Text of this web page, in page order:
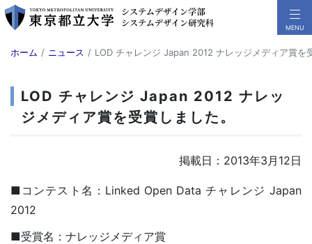
ホーム ニュース LOD チャレンジ Japan 2012 ナレッジメディア賞を
LOD チャレンジ Japan 2012 ナレッ
ジメディア賞を受賞しました。
掲載日：2013年3月12日
■コンテスト名：Linked Open Data チャレンジ Japan
2012
■受賞名：ナレッジメディア賞